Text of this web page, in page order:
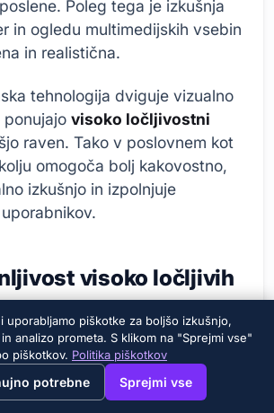
page in English?
Poleg tega je izkušnja
in ogledu multimedijskih vsebin
in realistična.
tehnologija dviguje vizualno
ponujajo visoko ločljivostni
raven. Tako v poslovnem kot
omogoča bolj kakovostno,
izkušnjo in izpolnjuje
visoko ločljivih
uporabljamo piškotke za boljšo izkušnjo,
analizo prometa. S klikom na "Sprejmi vse"
piškotkov. Politika piškotkov
potrebne Sprejmi vse